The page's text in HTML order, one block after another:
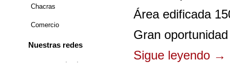
Chacras
Comercio
Nuestras redes
Área edificada
Gran
Sigue leyendo →